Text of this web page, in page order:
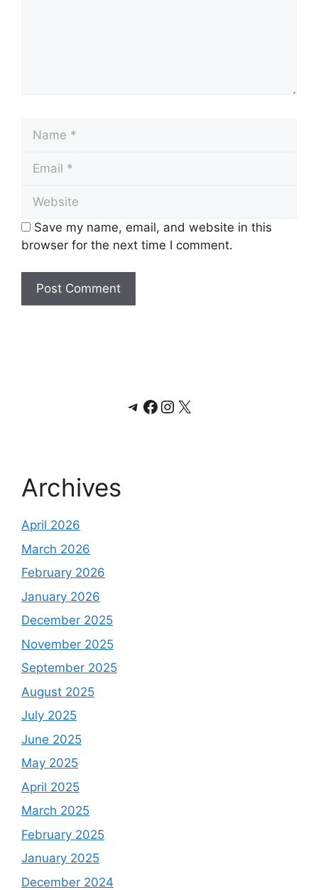
Save my name, email, and website in this
browser for the next time I comment.
Telegram
Facebook
Instagram
X
Archives
April 2026
March 2026
February 2026
January 2026
December 2025
November 2025
September 2025
August 2025
July 2025
June 2025
May 2025
April 2025
March 2025
February 2025
January 2025
December 2024